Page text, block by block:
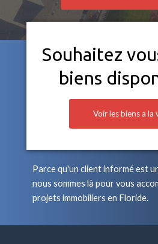
Souhaitez
biens
Voir les biens a la
Parce qu'un client informé est
nous sommes là pour vous
projets immobiliers en Floride.